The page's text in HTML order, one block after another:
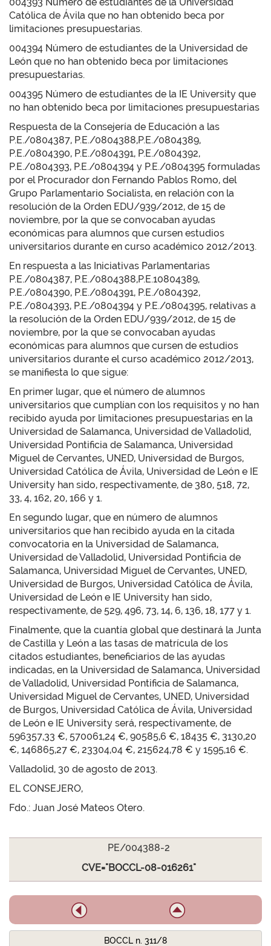
Católica de Ávila que no han obtenido beca por
limitaciones presupuestarias.
004394 Número de estudiantes de la Universidad de
León que no han obtenido beca por limitaciones
presupuestarias.
004395 Número de estudiantes de la IE University que
no han obtenido beca por limitaciones presupuestarias
Respuesta de la Consejería de Educación a las
P.E./0804387, P.E./0804388,P.E./0804389,
P.E./0804390, P.E./0804391, P.E./0804392,
P.E./0804393, P.E./0804394 y P.E./0804395 formuladas
por el Procurador don Fernando Pablos Romo, del
Grupo Parlamentario Socialista, en relación con la
resolución de la Orden EDU/939/2012, de 15 de
noviembre, por la que se convocaban ayudas
económicas para alumnos que cursen estudios
universitarios durante en curso académico 2012/2013.
En respuesta a las Iniciativas Parlamentarias
P.E./0804387, P.E./0804388,P.E.10804389,
P.E./0804390, P.E./0804391, P.E./0804392,
P.E./0804393, P.E./0804394 y P.E./0804395, relativas a
la resolución de la Orden EDU/939/2012, de 15 de
noviembre, por la que se convocaban ayudas
económicas para alumnos que cursen de estudios
universitarios durante el curso académico 2012/2013,
se manifiesta lo que sigue:
En primer lugar, que el número de alumnos
universitarios que cumplían con los requisitos y no han
recibido ayuda por limitaciones presupuestarias en la
Universidad de Salamanca, Universidad de Valladolid,
Universidad Pontificia de Salamanca, Universidad
Miguel de Cervantes, UNED, Universidad de Burgos,
Universidad Católica de Ávila, Universidad de León e IE
University han sido, respectivamente, de 380, 518, 72,
33, 4, 162, 20, 166 y 1.
En segundo lugar, que en número de alumnos
universitarios que han recibido ayuda en la citada
convocatoria en la Universidad de Salamanca,
Universidad de Valladolid, Universidad Pontificia de
Salamanca, Universidad Miguel de Cervantes, UNED,
Universidad de Burgos, Universidad Católica de Ávila,
Universidad de León e IE University han sido,
respectivamente, de 529, 496, 73, 14, 6, 136, 18, 177 y 1.
Finalmente, que la cuantía global que destinará la Junta
de Castilla y León a las tasas de matrícula de los
citados estudiantes, beneficiarios de las ayudas
indicadas, en la Universidad de Salamanca, Universidad
de Valladolid, Universidad Pontificia de Salamanca,
Universidad Miguel de Cervantes, UNED, Universidad
de Burgos, Universidad Católica de Ávila, Universidad
de León e IE University será, respectivamente, de
596357,33 €, 570061,24 €, 90585,6 €, 18435 €, 3130,20
€, 146865,27 €, 23304,04 €, 215624,78 € y 1595,16 €.
Valladolid, 30 de agosto de 2013.
EL CONSEJERO,
Fdo.: Juan José Mateos Otero.
PE/004388-2
CVE="BOCCL-08-016261"
BOCCL n. 311/8